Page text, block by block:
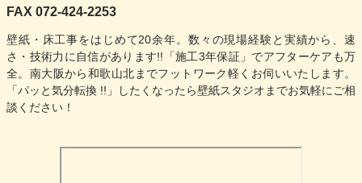
FAX 072-424-2253
壁紙・床工事をはじめて20余年。数々の現場経験と実績から、速
さ・技術力に自信があります!!「施工3年保証」でアフターケアも万
全。南大阪から和歌山北までフットワーク軽くお伺いいたします。
「パッと気分転換 !!」したくなったら壁紙スタジオまでお気軽にご相
談ください！